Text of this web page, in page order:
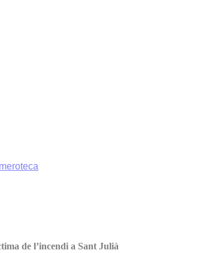
de l’incendi a Sant Julià